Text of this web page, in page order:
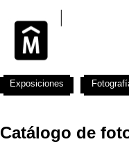
Catálogo de
Exposiciones